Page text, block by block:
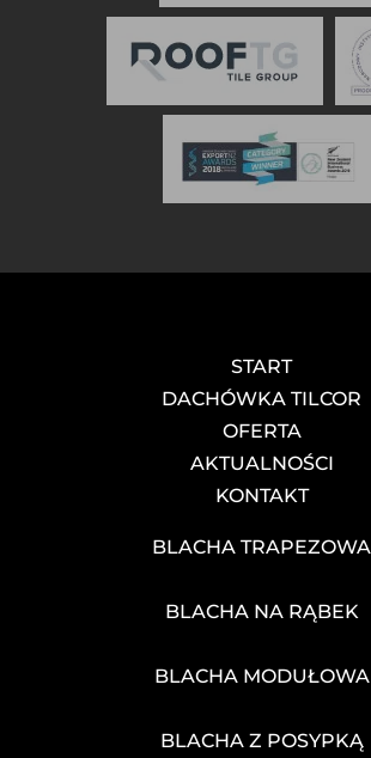
START
DACHÓWKA TILCOR
OFERTA
AKTUALNOŚCI
KONTAKT
BLACHA TRAPEZOWA
BLACHA NA RĄBEK
BLACHA MODUŁOWA
BLACHA Z POSYPKĄ